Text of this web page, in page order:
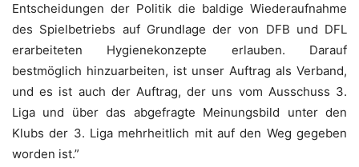
Entscheidungen der Politik die baldige Wiederaufnahme
des Spielbetriebs auf Grundlage der von DFB und DFL
erarbeiteten Hygienekonzepte erlauben. Darauf
bestmöglich hinzuarbeiten, ist unser Auftrag als Verband,
und es ist auch der Auftrag, der uns vom Ausschuss 3.
Liga und über das abgefragte Meinungsbild unter den
Klubs der 3. Liga mehrheitlich mit auf den Weg gegeben
worden ist.”